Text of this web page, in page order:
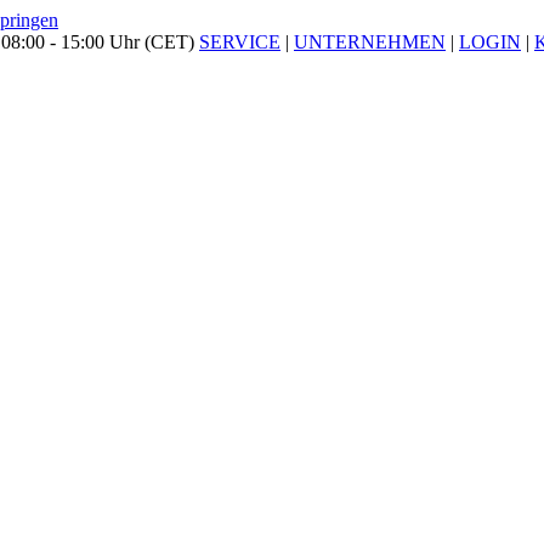
- 15:00 Uhr (CET) SERVICE | UNTERNEHMEN | LOGIN |